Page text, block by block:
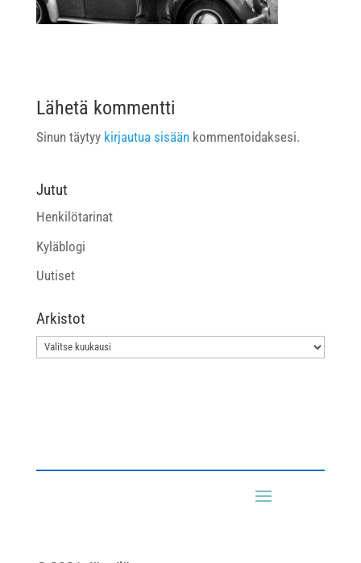
Lähetä kommentti
Sinun täytyy kirjautua sisäänkommentoidaksesi.
Jutut
Henkilötarinat
Kyläblogi
Uutiset
Arkistot
Arkistot